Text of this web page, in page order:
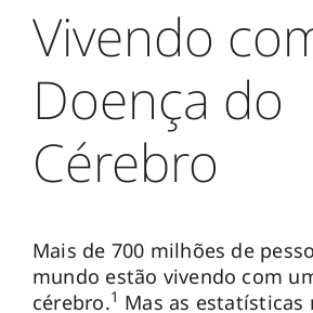
Vivendo
Doença do
Cérebro
Mais de 700 milhões de
mundo estão vivendo com
cérebro.1 Mas as